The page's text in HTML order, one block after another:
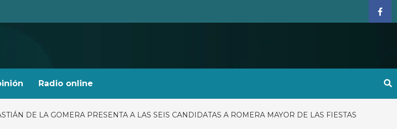
Radio online
DE LA GOMERA PRESENTA A LAS SEIS CANDIDATAS A ROMERA MAYOR DE LAS FIESTAS